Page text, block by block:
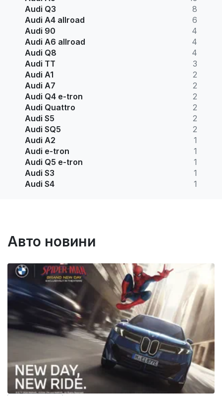
Audi Q3
8
Audi A4 allroad
6
Audi 90
4
Audi A6 allroad
4
Audi Q8
4
Audi TT
3
Audi A1
2
Audi A7
2
Audi Q4 e-tron
2
Audi Quattro
2
Audi S5
2
Audi SQ5
2
Audi A2
1
Audi e-tron
1
Audi Q5 e-tron
1
Audi S3
1
Audi S4
1
Авто новини